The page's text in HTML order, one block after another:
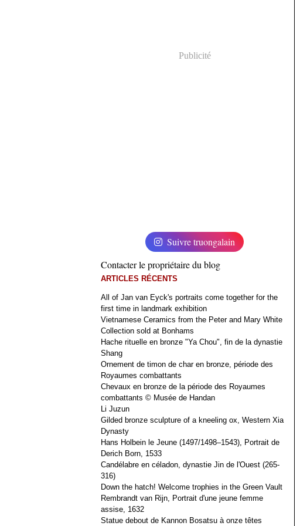
Publicité
Suivre truongalain
Contacter le propriétaire du blog
ARTICLES RÉCENTS
All of Jan van Eyck's portraits come together for the
first time in landmark exhibition
Vietnamese Ceramics from the Peter and Mary White
Collection sold at Bonhams
Hache rituelle en bronze "Ya Chou", fin de la dynastie
Shang
Ornement de timon de char en bronze, période des
Royaumes combattants
Chevaux en bronze de la période des Royaumes
combattants © Musée de Handan
Li Juzun
Gilded bronze sculpture of a kneeling ox, Western Xia
Dynasty
Hans Holbein le Jeune (1497/1498–1543), Portrait de
Derich Born, 1533
Candélabre en céladon, dynastie Jin de l'Ouest (265-
316)
Down the hatch! Welcome trophies in the Green Vault
Rembrandt van Rijn, Portrait d'une jeune femme
assise, 1632
Statue debout de Kannon Bosatsu à onze têtes